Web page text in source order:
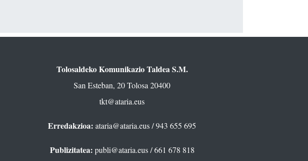
Tolosaldeko Komunikazio Taldea S.M.
San Esteban, 20 Tolosa 20400
tkt@ataria.eus
Erredakzioa: ataria@ataria.eus/ 943 655 695
Publizitatea: publi@ataria.eus/ 661 678 818